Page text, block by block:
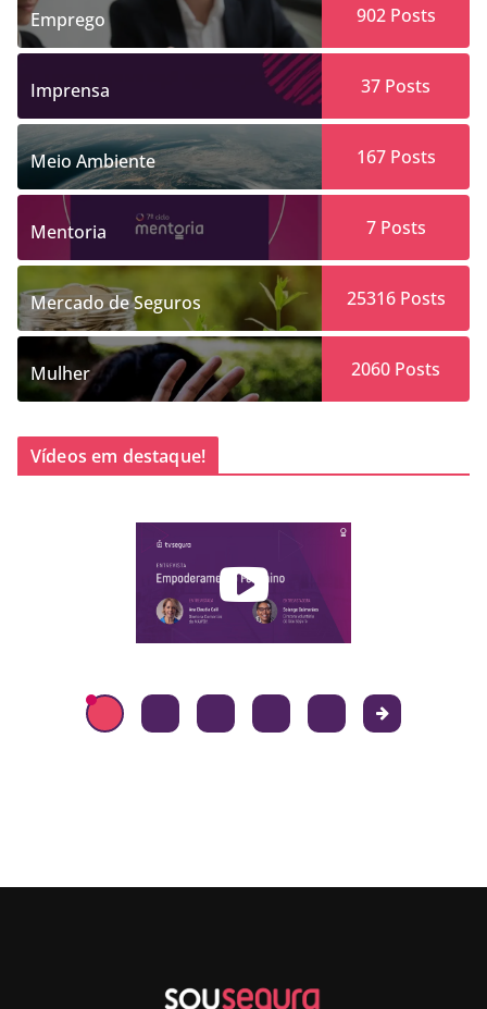
Emprego 902Posts
Imprensa 37 Posts
Meio Ambiente 167Posts
Mentoria 7Posts
Mercado de Seguros 25316Posts
Mulher 2060 Posts
Vídeos em destaque!